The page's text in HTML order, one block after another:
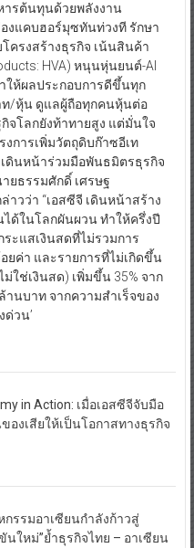
หารต้นทุนด้วยพลังงาน
งแคบฮอร์มุซทันท่วงที รักษา
โครงสร้างธุรกิจ เน้นสินค้า
HVA) หนุนหุ่นยนต์-AI
ให้ผลประกอบการดีขึ้นทุก
ท/หุ้น ดูแลผู้ถือทุกคนหุ้นต่อ
จโลกยังท้าทายสูง แต่มั่นใจ
การเพิ่มวัตถุดิบก๊าซอีเท
เดินหน้าร่วมมือพันธมิตรธุรกิจ
ยธรรมศักดิ์ เศรษฐ
าวว่า “เอสซีจี เดินหน้าสร้าง
ด้ในโลกผันผวน ทำให้ครึ่งปี
ระแสเงินสดที่ไม่รวมการ
ค่า และรายการที่ไม่เกิดขึ้น
ใช่เงินสด) เพิ่มขึ้น 35% จาก
านบาท จากความสำเร็จของ
ด่วน’
in Action: เมื่อเอสซีจีจับมือ
องเสียให้เป็นโอกาสทางธุรกิจ
กรรมอาเซียนกำลังก้าวสู่
นใหม่”ย้ำธุรกิจไทย – อาเซียน